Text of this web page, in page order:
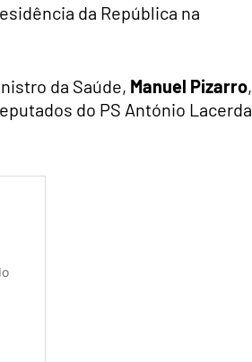
da República na
da Saúde, Manuel Pizarro,
do PS António Lacerda